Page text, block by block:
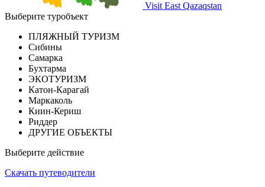
Visit East Qazaqstan
Выберите туробъект
ПЛЯЖНЫЙ ТУРИЗМ
Сибины
Самарка
Бухтарма
ЭКОТУРИЗМ
Катон-Карагай
Маркаколь
Киин-Кериш
Риддер
ДРУГИЕ ОБЪЕКТЫ
Выберите действие
Скачать путеводители